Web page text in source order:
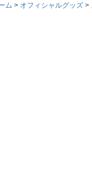
ム オフィシャルグッズ